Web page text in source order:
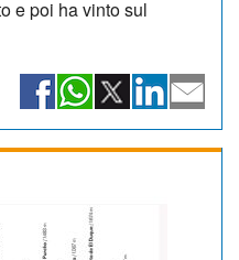
e poi ha vinto sul